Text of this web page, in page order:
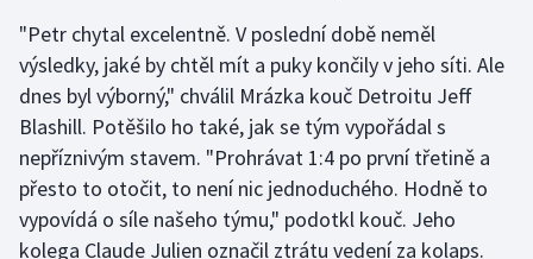
Ostatní
"Petr chytal excelentně. V poslední době neměl
výsledky, jaké by chtěl mít a puky končily v jeho síti. Ale
dnes byl výborný," chválil Mrázka kouč Detroitu Jeff
Blashill. Potěšilo ho také, jak se tým vypořádal s
nepříznivým stavem. "Prohrávat 1:4 po první třetině a
přesto to otočit, to není nic jednoduchého. Hodně to
vypovídá o síle našeho týmu," podotkl kouč. Jeho
kolega Claude Julien označil ztrátu vedení za kolaps.